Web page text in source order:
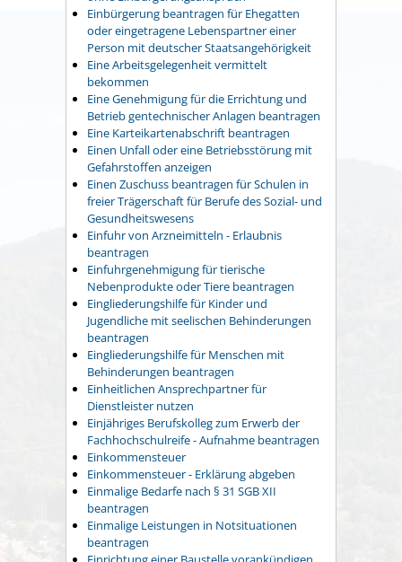
Einbürgerung beantragen für Ehegatten
oder eingetragene Lebenspartner einer
Person mit deutscher Staatsangehörigkeit
Eine Arbeitsgelegenheit vermittelt
bekommen
Eine Genehmigung für die Errichtung und
Betrieb gentechnischer Anlagen beantragen
Eine Karteikartenabschrift beantragen
Einen Unfall oder eine Betriebsstörung mit
Gefahrstoffen anzeigen
Einen Zuschuss beantragen für Schulen in
freier Trägerschaft für Berufe des Sozial- und
Gesundheitswesens
Einfuhr von Arzneimitteln - Erlaubnis
beantragen
Einfuhrgenehmigung für tierische
Nebenprodukte oder Tiere beantragen
Eingliederungshilfe für Kinder und
Jugendliche mit seelischen Behinderungen
beantragen
Eingliederungshilfe für Menschen mit
Behinderungen beantragen
Einheitlichen Ansprechpartner für
Dienstleister nutzen
Einjähriges Berufskolleg zum Erwerb der
Fachhochschulreife - Aufnahme beantragen
Einkommensteuer
Einkommensteuer - Erklärung abgeben
Einmalige Bedarfe nach § 31 SGB XII
beantragen
Einmalige Leistungen in Notsituationen
beantragen